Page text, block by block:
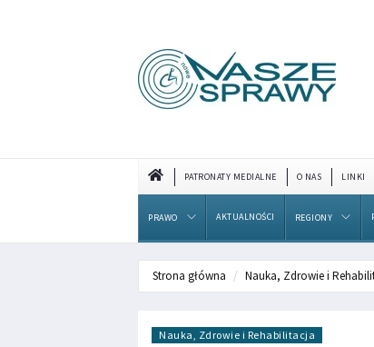
PATRONATY MEDIALNE O NAS LINKI
PRAWO AKTUALNOŚCI REGIONY
Strona główna Nauka, Zdrowie i
Nauka, Zdrowie i Rehabilitacja